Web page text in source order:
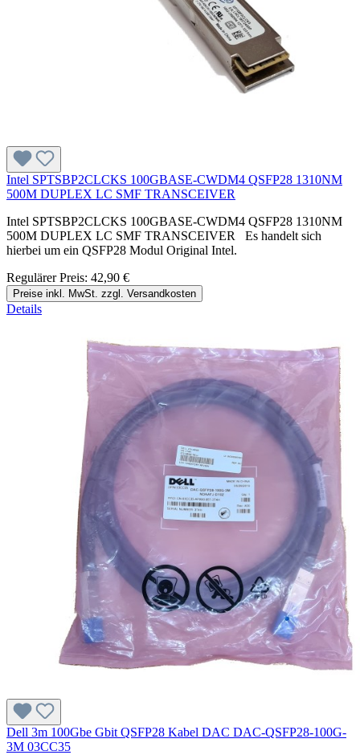
Intel SPTSBP2CLCKS 100GBASE-CWDM4 QSFP28 1310NM
500M DUPLEX LC SMF TRANSCEIVER
Intel SPTSBP2CLCKS 100GBASE-CWDM4 QSFP28 1310NM
500M DUPLEX LC SMF TRANSCEIVER Es handelt sich
hierbei um ein QSFP28 Modul Original Intel.
Regulärer Preis: 42,90 €
Preise inkl. MwSt. zzgl. Versandkosten
Details
Dell 3m 100Gbe Gbit QSFP28 Kabel DAC DAC-QSFP28-100G-
3M 03CC35